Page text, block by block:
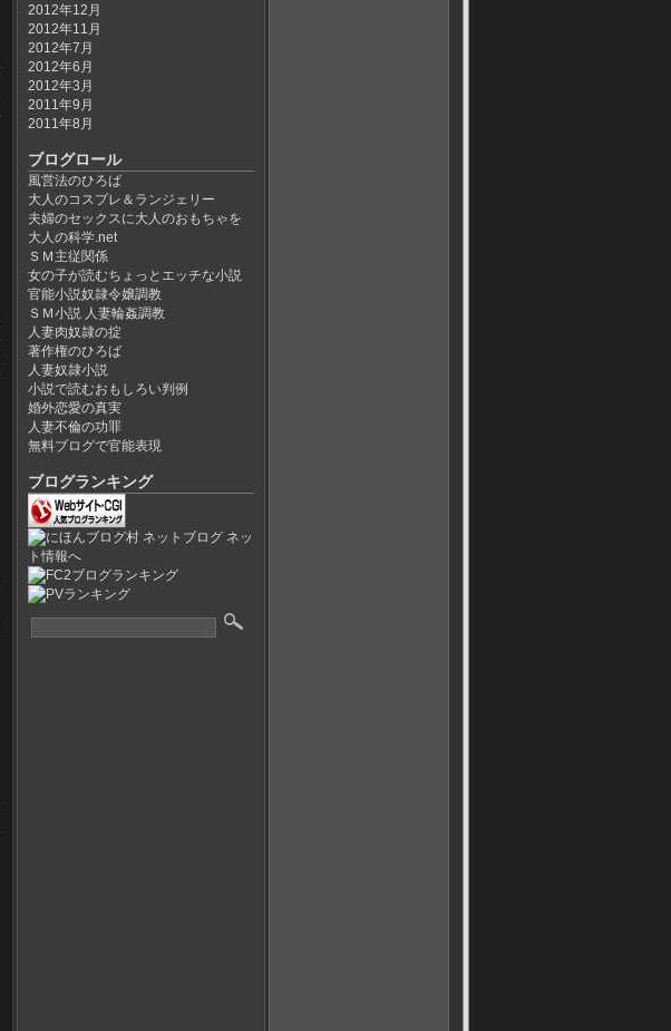
2012年12月
2012年11月
2012年7月
2012年6月
2012年3月
2011年9月
2011年8月
ブログロール
風営法のひろば
大人のコスプレ＆ランジェリー
夫婦のセックスに大人のおもちゃを
大人の科学.net
ＳＭ主従関係
女の子が読むちょっとエッチな小説
官能小説奴隷令嬢調教
ＳＭ小説 人妻輪姦調教
人妻肉奴隷の掟
著作権のひろば
人妻奴隷小説
小説で読むおもしろい判例
婚外恋愛の真実
人妻不倫の功罪
無料ブログで官能表現
ブログランキング